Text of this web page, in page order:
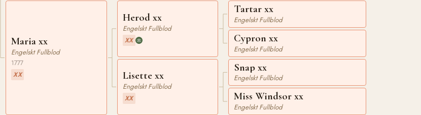
Maria xx
Engelskt Fullblod
1777
XX
Herod xx
Engelskt Fullblod
XX
Lisette xx
Engelskt Fullblod
XX
Tartar xx
Engelskt Fullblod
Cypron xx
Engelskt Fullblod
Snap xx
Engelskt Fullblod
Miss Windsor xx
Engelskt Fullblod